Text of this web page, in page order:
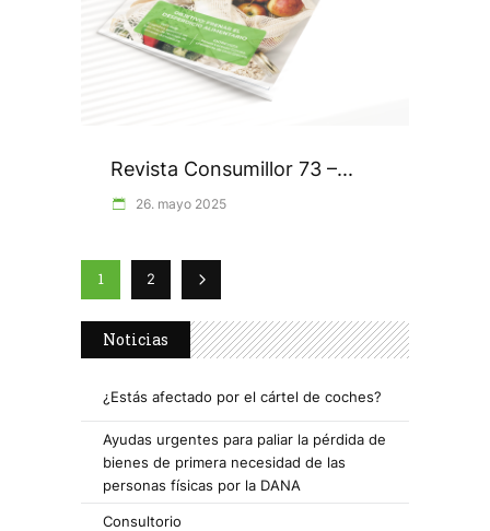
Revista Consumillor 73 –...
26. mayo 2025
1 2
Noticias
¿Estás afectado por el cártel de coches?
Ayudas urgentes para paliar la pérdida de
bienes de primera necesidad de las
personas físicas por la DANA
Consultorio